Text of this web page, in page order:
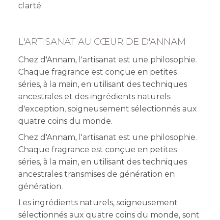
clarté.
L'ARTISANAT AU CŒUR DE D'ANNAM
Chez d'Annam, l'artisanat est une philosophie.
Chaque fragrance est conçue en petites
séries, à la main, en utilisant des techniques
ancestrales et des ingrédients naturels
d'exception, soigneusement sélectionnés aux
quatre coins du monde.
Chez d'Annam, l'artisanat est une philosophie.
Chaque fragrance est conçue en petites
séries, à la main, en utilisant des techniques
ancestrales transmises de génération en
génération.
Les ingrédients naturels, soigneusement
sélectionnés aux quatre coins du monde, sont